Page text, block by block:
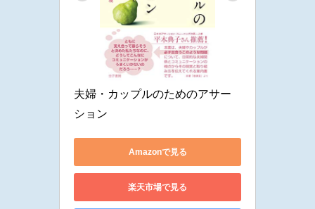
夫婦・カップルのためのアサー
ション
Amazonで見る
楽天市場で見る